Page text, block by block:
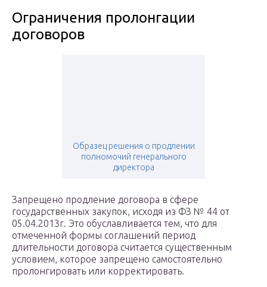
Ограничения пролонгации
договоров
Образец решения о продлении
полномочий генерального
директора
Запрещено продление договора в сфере
государственных закупок, исходя из ФЗ № 44 от
05.04.2013г. Это обуславливается тем, что для
отмеченной формы соглашений период
длительности договора считается существенным
условием, которое запрещено самостоятельно
пролонгировать или корректировать.